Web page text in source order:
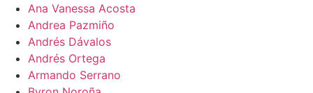
Ana Vanessa Acosta
Andrea Pazmiño
Andrés Dávalos
Andrés Ortega
Armando Serrano